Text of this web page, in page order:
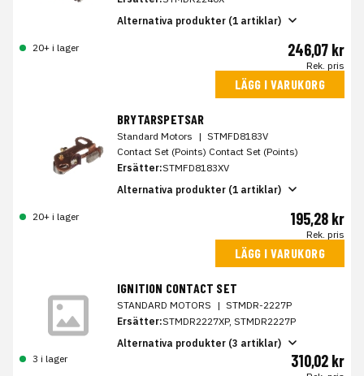
Alternativa produkter (1 artiklar)
20+ i lager 246,07 kr
Rek. pris
LÄGG I VARUKORG
BRYTARSPETSAR
Standard Motors | STMFD8183V
Contact Set (Points) Contact Set (Points)
Ersätter:STMFD8183XV
Alternativa produkter (1 artiklar)
20+ i lager 195,28 kr
Rek. pris
LÄGG I VARUKORG
IGNITION CONTACT SET
STANDARD MOTORS | STMDR-2227P
Ersätter:STMDR2227XP, STMDR2227P
Alternativa produkter (3 artiklar)
3 i lager
310,02 kr